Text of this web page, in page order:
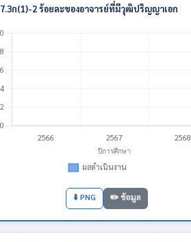
7.3ก(1)-2 ร้อยละของอาจารย์ที่มีวุฒิปริญญาเอก
⬇️ PNG ✏️ ข้อมูล